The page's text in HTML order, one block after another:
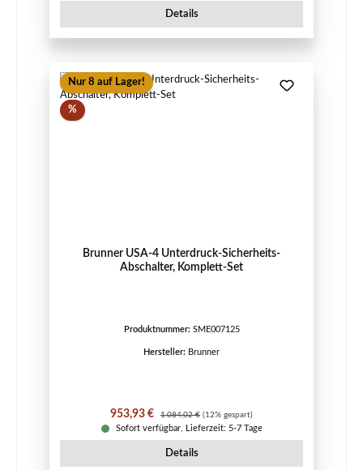
Details
Nur 8 auf Lager!
%Rabatt
Brunner USA-4 Unterdruck-Sicherheits-
Abschalter, Komplett-Set
Produktnummer: SME007125
Hersteller: Brunner
Verkaufspreis:
953,93 € Regulärer Preis:
1.084,02 € (12% gespart)
Sofort verfügbar, Lieferzeit: 5-7 Tage
Details